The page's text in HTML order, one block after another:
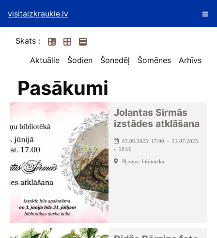
visitaizkraukle.lv
Skats :
Aktuālie
Šodien Šonedēļ Šomēnes Arhīvs
Pasākumi
Jolantas Sirmās
izstādes atklāšana
03.06.2025 17:00 - 31.07.2025
- 18:00
Pļaviņu bibliotēka